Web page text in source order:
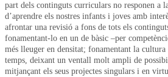
part dels continguts curriculars no responen a
d’aprendre els nostres infants i joves amb
afrontar una revisió a fons de tots els
fonamentant-lo en un de bàsic –per
més lleuger en densitat; fonamentant la
temps, deixant un ventall molt ampli de
mitjançant els seus projectes singulars i en